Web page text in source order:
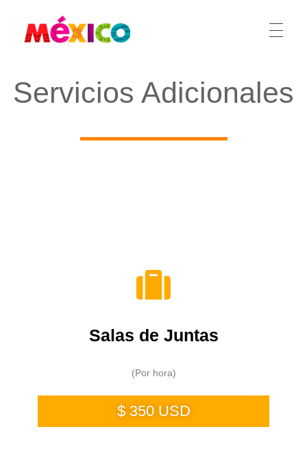
Servicios Adicionales
Salas de Juntas
(Por hora)
$ 350 USD